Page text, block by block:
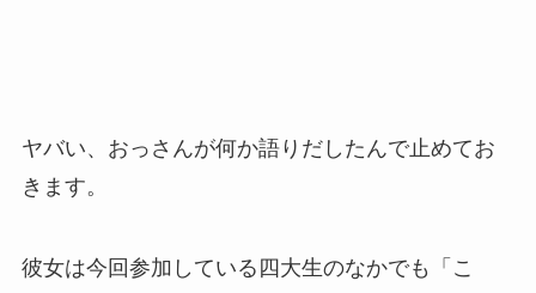
ヤバい、おっさんが何か語りだしたんで止めてお
きます。
彼女は今回参加している四大生のなかでも「こ